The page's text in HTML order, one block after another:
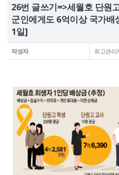
HOME 유가족회원 로그인
유가족 회원가입
26번 글쓰기=>세월호 단원
군인에게도 6억이상 국가배
1일]
작성자 최고관리